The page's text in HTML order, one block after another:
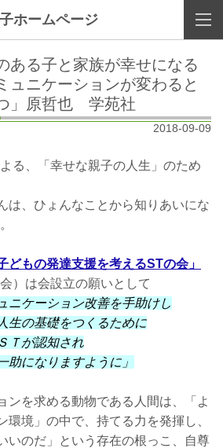
ホームページ
ある子と家族が幸せになる
ニケーションが変わると
」原哲也 学苑社
2018-09-09
る、「幸せな親子の人生」のため
は、ひょんなことから知りあいにな
どもの発達支援を考えるSTの会」
）は会設立の願いとして
ニケーション改善を手助けし
生の基礎をつくるために
Ｔが認知され
助になりますように」
ンを求める動物である人間は、「よ
環境」の中で、持てる力を発揮し、
いのだ」という存在の根っこ、自尊